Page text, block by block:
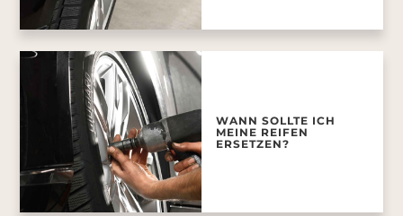
WANN SOLLTE ICH
MEINE REIFEN
ERSETZEN?